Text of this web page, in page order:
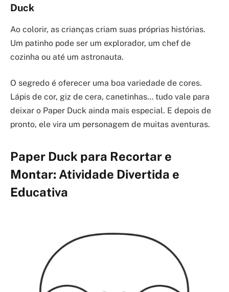
Duck
Ao colorir, as crianças criam suas próprias histórias.
Um patinho pode ser um explorador, um chef de
cozinha ou até um astronauta.
O segredo é oferecer uma boa variedade de cores.
Lápis de cor, giz de cera, canetinhas… tudo vale para
deixar o Paper Duck ainda mais especial. E depois de
pronto, ele vira um personagem de muitas aventuras.
Paper Duck para Recortar e
Montar: Atividade Divertida e
Educativa